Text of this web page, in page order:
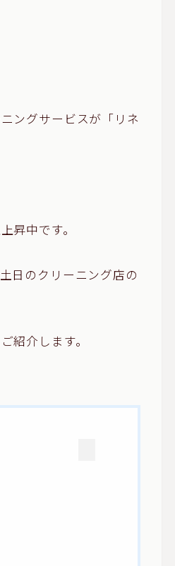
ングサービスが「リネ
昇中です。
日のクリーニング店の
紹介します。